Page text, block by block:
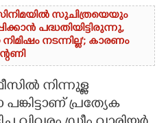
സുചിത്രയെയും
പദ്ധതിയിട്ടിരുന്നു,​
നടന്നില്ല'; കാരണം
നിന്നുള്ള
പ്രത്യേക